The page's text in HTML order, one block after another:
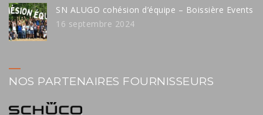
SN ALUGO cohésion d’équipe – Boissière Events
16 septembre 2024
NOS PARTENAIRES FOURNISSEURS